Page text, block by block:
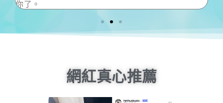
網紅真心推薦